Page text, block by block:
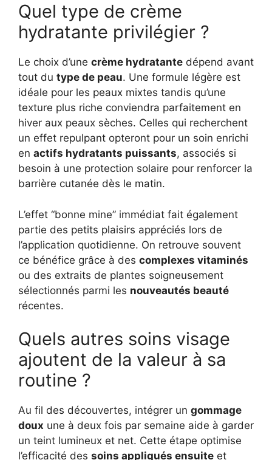
Quel type de crème
hydratante privilégier ?
Le choix d’une crème hydratante dépend avant
tout du type de peau. Une formule légère est
idéale pour les peaux mixtes tandis qu’une
texture plus riche conviendra parfaitement en
hiver aux peaux sèches. Celles qui recherchent
un effet repulpant opteront pour un soin enrichi
en actifs hydratants puissants, associés si
besoin à une protection solaire pour renforcer la
barrière cutanée dès le matin.
L’effet “bonne mine” immédiat fait également
partie des petits plaisirs appréciés lors de
l’application quotidienne. On retrouve souvent
ce bénéfice grâce à des complexes vitaminés
ou des extraits de plantes soigneusement
sélectionnés parmi les nouveautés beauté
récentes.
Quels autres soins visage
ajoutent de la valeur à sa
routine ?
Au fil des découvertes, intégrer un gommage
doux une à deux fois par semaine aide à garder
un teint lumineux et net. Cette étape optimise
l’efficacité des soins appliqués ensuite et